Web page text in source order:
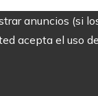
anuncios (si
acepta el uso